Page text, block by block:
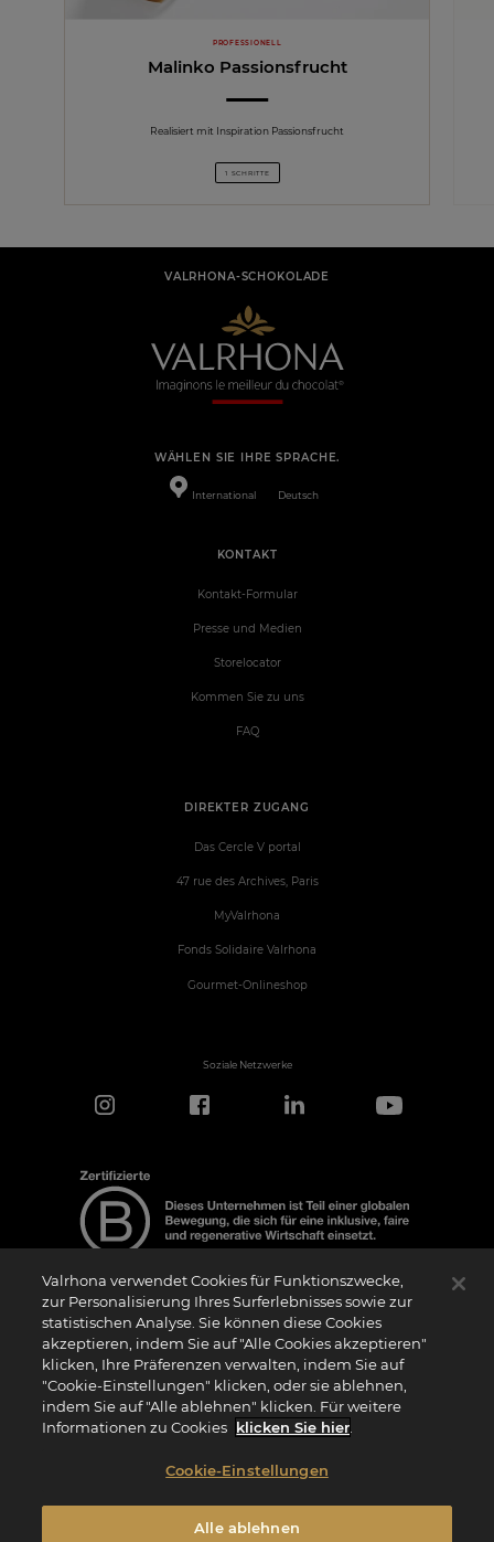
PROFESSIONELL
Malinko Passionsfrucht
Realisiert mit Inspiration Passionsfrucht
1 SCHRITTE
VALRHONA-SCHOKOLADE
WÄHLEN SIE IHRE SPRACHE.
International Deutsch
DIREKTER ZUGANG
Das Cercle V portal
47 rue des Archives, Paris
MyValrhona
Fonds Solidaire Valrhona
Gourmet-Onlineshop
KONTAKT
Kontakt-Formular
Presse und Medien
Storelocator
Kommen Sie zu uns
FAQ
Soziale Netzwerke
Hinweis zur Zertifizierung
Das Logo “Certified B Corporation” (bzw. die Versionen in anderen Sprachen, wie
z.B. “Zertifizierte B Corporation”) wird von B Lab, einer privaten Non-Profit-
Organisation, an Unternehmen vergeben, die wie wir das B Impact Assessment
(“BIA”) erfolgreich abgeschlossen haben und die Anforderungen von B Lab an
soziale und ökologische Leistung, Verantwortung und Transparenz erfüllen. Es wird
darauf hingewiesen, dass B Lab weder eine Konformitätsbewertungsstelle im Sinne
der Verordnung (EU) Nr. 765/2008 noch eine nationale, europäische oder
ist. Die Kriterien des BIA sind eigenständig und unabhängig von den harmonisierten
Standards, die sich aus ISO-Normen oder anderen Normungsgremien ergeben, und
ratifiziert.
Valrhona verwendet Cookies für Funktionszwecke,
zur Personalisierung Ihres Surferlebnisses sowie zur
statistischen Analyse. Sie können diese Cookies
akzeptieren, indem Sie auf "Alle Cookies akzeptieren"
klicken, Ihre Präferenzen verwalten, indem Sie auf
"Cookie-Einstellungen" klicken, oder sie ablehnen,
indem Sie auf "Alle ablehnen" klicken. Für weitere
Informationen zu Cookies klicken Sie hier
Cookie-Einstellungen
Alle ablehnen